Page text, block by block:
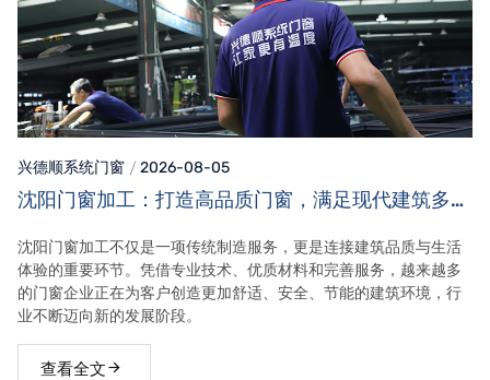
兴德顺系统门窗 2026-08-05
沈阳门窗加工：打造高品质门窗，满足现代建筑多元
沈阳门窗加工不仅是一项传统制造服务，更是连接建筑品质与生活
体验的重要环节。凭借专业技术、优质材料和完善服务，越来越多
的门窗企业正在为客户创造更加舒适、安全、节能的建筑环境，行
业不断迈向新的发展阶段。
查看全文